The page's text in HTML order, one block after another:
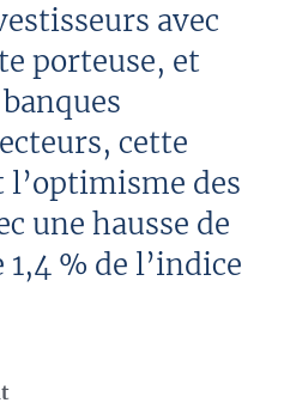
avec
porteuse, et
cette
l’optimisme des
une hausse de
% de l’indice